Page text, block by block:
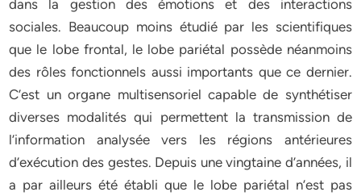
dans la gestion des émotions et des interactions
sociales. Beaucoup moins étudié par les scientifiques
que le lobe frontal, le lobe pariétal possède néanmoins
des rôles fonctionnels aussi importants que ce dernier.
C’est un organe multisensoriel capable de synthétiser
diverses modalités qui permettent la transmission de
l’information analysée vers les régions antérieures
d’exécution des gestes. Depuis une vingtaine d’années, il
a par ailleurs été établi que le lobe pariétal n’est pas